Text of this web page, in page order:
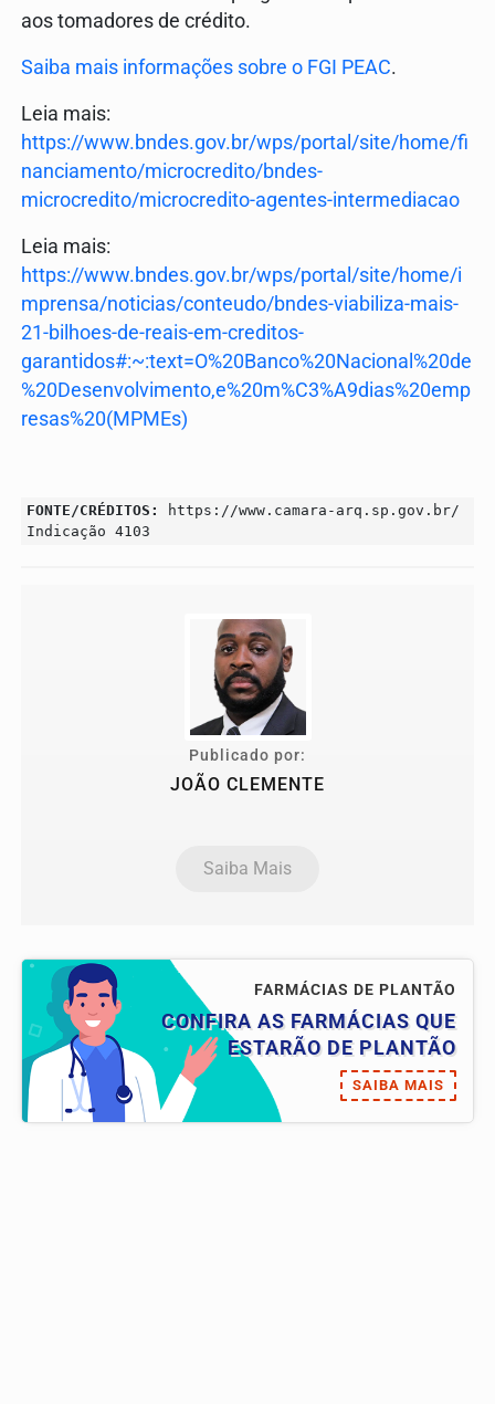
aos tomadores de crédito.
Saiba mais informações sobre o FGI PEAC.
Leia mais:
https://www.bndes.gov.br/wps/portal/site/home/fi
nanciamento/microcredito/bndes-
microcredito/microcredito-agentes-intermediacao
Leia mais:
https://www.bndes.gov.br/wps/portal/site/home/i
mprensa/noticias/conteudo/bndes-viabiliza-mais-
21-bilhoes-de-reais-em-creditos-
garantidos#:~:text=O%20Banco%20Nacional%20de
%20Desenvolvimento,e%20m%C3%A9dias%20emp
resas%20(MPMEs)
FONTE/CRÉDITOS:
https://www.camara-arq.sp.gov.br/
Indicação 4103
Publicado por:
JOÃO CLEMENTE
Saiba Mais
FARMÁCIAS DE PLANTÃO
CONFIRA AS FARMÁCIAS QUE
ESTARÃO DE PLANTÃO
SAIBA MAIS